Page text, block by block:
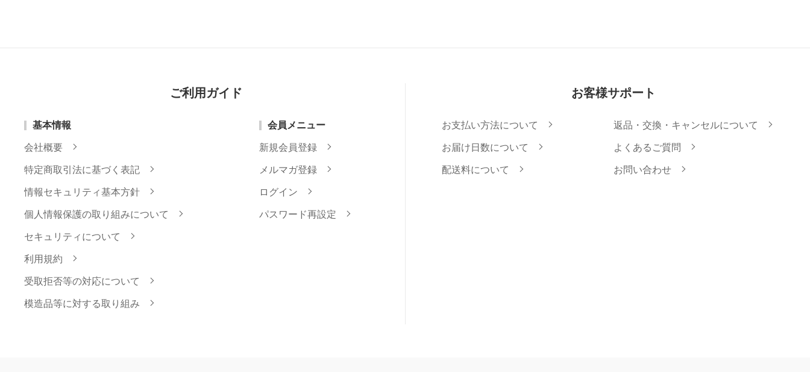
ご利用ガイド
基本情報
会社概要
特定商取引法に基づく表記
情報セキュリティ基本方針
個人情報保護の取り組みについて
セキュリティについて
利用規約
受取拒否等の対応について
模造品等に対する取り組み
会員メニュー
新規会員登録
メルマガ登録
ログイン
パスワード再設定
お客様サポート
お支払い方法について 返品・交換・キャンセルについて
お届け日数について よくあるご質問
配送料について お問い合わせ